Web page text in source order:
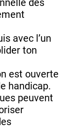
avec l’un
ton
est ouverte
handicap.
peuvent